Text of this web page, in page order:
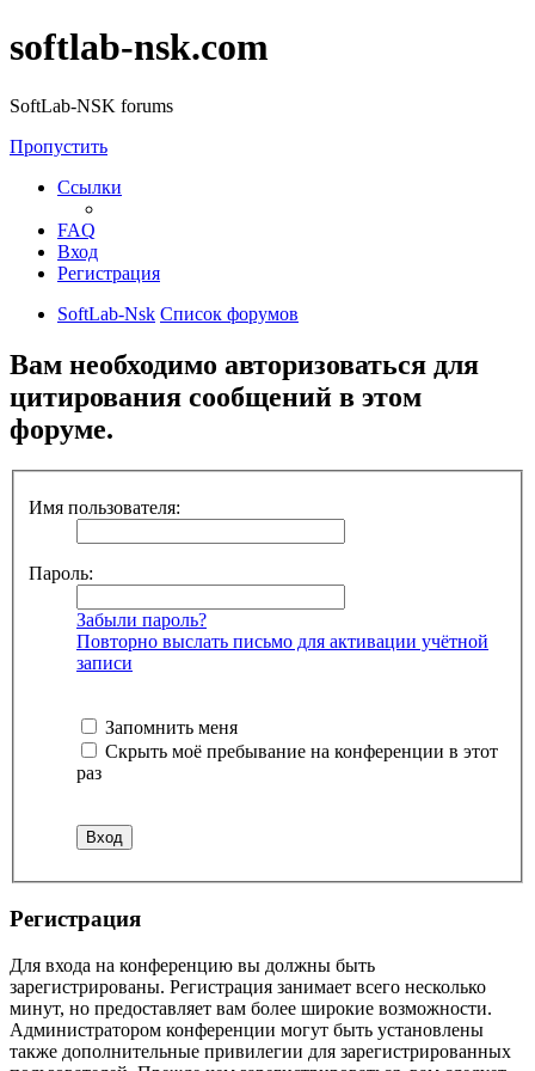
softlab-nsk.com
SoftLab-NSK forums
Пропустить
Ссылки
FAQ
Вход
Регистрация
SoftLab-Nsk Список форумов
Вам необходимо авторизоваться для
цитирования сообщений в этом
форуме.
Имя пользователя:
Пароль:
Забыли пароль?
Повторно выслать письмо для активации учётной
записи
Запомнить меня
Скрыть моё пребывание на конференции в этот
раз
Регистрация
Для входа на конференцию вы должны быть
зарегистрированы. Регистрация занимает всего несколько
минут, но предоставляет вам более широкие возможности.
Администратором конференции могут быть установлены
также дополнительные привилегии для зарегистрированных